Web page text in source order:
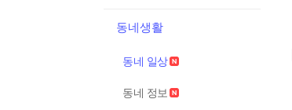
동네생활
동네 일상
동네 정보